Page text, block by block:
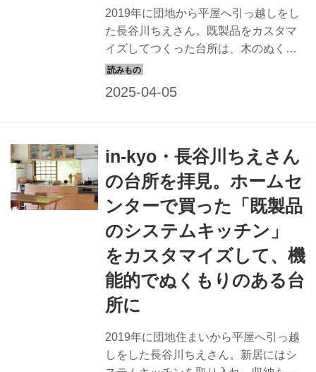
2019年に団地から平屋へ引っ越しをし
た長谷川ちえさん。既製品をカスタマ
イズしてつくった台所は、木のぬくも
りが感じられるあたたかな場所になり
in-kyo・長谷川ちえさん
の台所を拝見。ホームセ
ンターで買った「既製品
のシステムキッチン」
をカスタマイズして、機
能的でぬくもりのある台
所に
2019年に団地住まいから平屋へ引っ越
しをした長谷川ちえさん。新居にはシ